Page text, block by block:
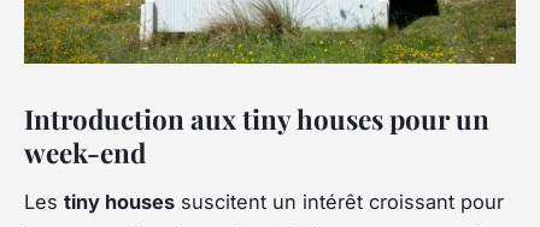
Introduction aux tiny houses pour un
week-end
Les tiny houses suscitent un intérêt croissant pour